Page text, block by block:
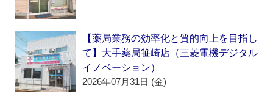
【薬局業務の効率化と質的向上を目指し
て】大手薬局笹崎店（三菱電機デジタル
イノベーション）
2026年07月31日 (金)